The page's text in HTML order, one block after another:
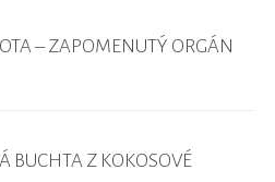
– ZAPOMENUTÝ ORGÁN
BUCHTA Z KOKOSOVÉ